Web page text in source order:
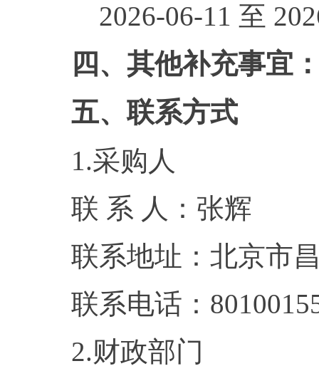
2026-06-11 至
四、其他补充事宜
五、联系方式
1.采购人
联 系 人：张辉
联系地址：北京市
联系电话：
2.财政部门